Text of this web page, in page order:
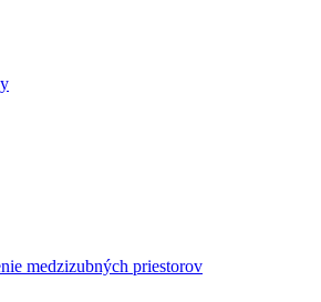
medzizubných priestorov